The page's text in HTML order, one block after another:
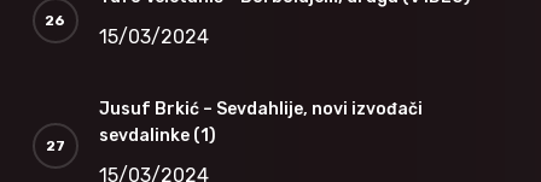
15/03/2024
Jusuf Brkić – Sevdahlije, novi izvođači
sevdalinke (1)
15/03/2024